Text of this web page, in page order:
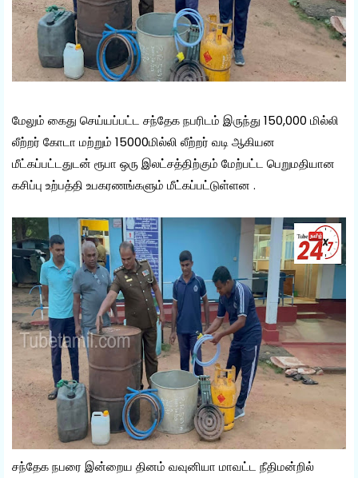
மேலும் கைது செய்யப்பட்ட சந்தேக நபரிடம் இருந்து 150,000 மில்லி
லீற்றர் கோடா மற்றும் 15000மில்லி லீற்றர் வடி ஆகியன
மீட்கப்பட்டதுடன் ரூபா ஒரு இலட்சத்திற்கும் மேற்பட்ட பெறுமதியான
கசிப்பு உற்பத்தி உபகரணங்களும் மீட்கப்பட்டுள்ளன .
சந்தேக நபரை இன்றைய தினம் வவுனியா மாவட்ட நீதிமன்றில்